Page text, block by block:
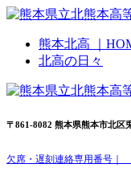
熊本北高 ｜
北高の日々
〒861-8082 熊本県熊本市北区
欠席・遅刻連絡専用番号｜